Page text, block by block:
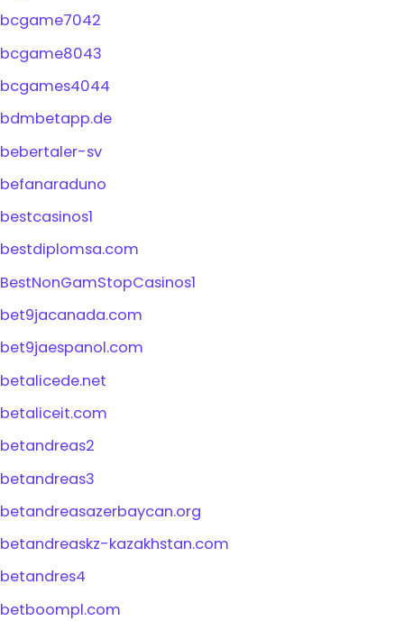
bcgame7042
bcgame8043
bcgames4044
bdmbetapp.de
bebertaler-sv
befanaraduno
bestcasinos1
bestdiplomsa.com
BestNonGamStopCasinos1
bet9jacanada.com
bet9jaespanol.com
betalicede.net
betaliceit.com
betandreas2
betandreas3
betandreasazerbaycan.org
betandreaskz-kazakhstan.com
betandres4
betboompl.com